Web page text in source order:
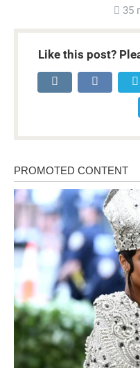
35
Like this post?